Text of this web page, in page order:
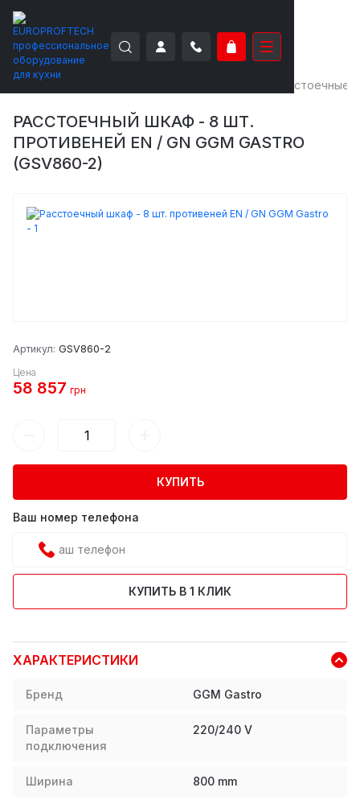
EUROPROFTECH Расстоечные
РАССТОЕЧНЫЙ ШКАФ - 8 ШТ.
ПРОТИВЕНЕЙ EN / GN GGM GASTRO
(GSV860-2)
Артикул: GSV860-2
Цена
58 857 грн
КУПИТЬ
Ваш номер телефона
КУПИТЬ В 1 КЛИК
ХАРАКТЕРИСТИКИ
Бренд GGM Gastro
Параметры
подключения
220/240 V
Ширина 800 mm